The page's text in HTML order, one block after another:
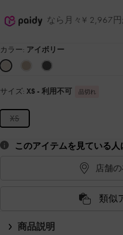
なら月々¥ 2,967
カラー: アイボリー
サイズ: XS - 利用不可 品切れ
XS
このアイテムを見ている
店舗
類似
商品説明